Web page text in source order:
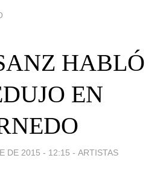
HABLÓ
EN
DE 2015 - 12:15 - ARTISTAS